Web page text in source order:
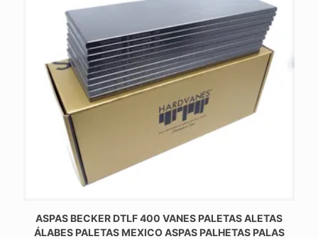
ASPAS BECKER DTLF 400 VANES PALETAS ALETAS
ÁLABES PALETAS MEXICO ASPAS PALHETAS PALAS